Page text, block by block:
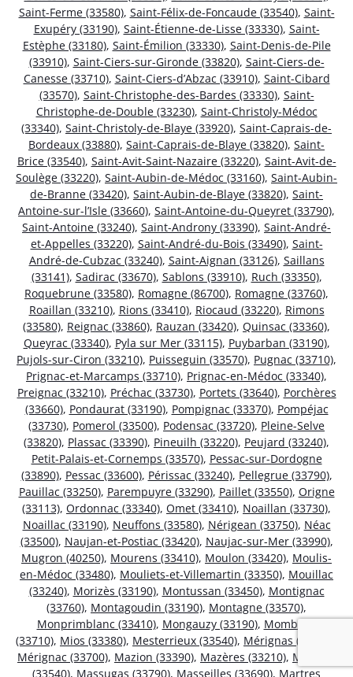
Saint-Ferme (33580), Saint-Félix-de-Foncaude (33540), Saint-
Exupéry (33190), Saint-Étienne-de-Lisse (33330), Saint-
Estèphe (33180), Saint-Émilion (33330), Saint-Denis-de-Pile
(33910), Saint-Ciers-sur-Gironde (33820), Saint-Ciers-de-
Canesse (33710), Saint-Ciers-d’Abzac (33910), Saint-Cibard
(33570), Saint-Christophe-des-Bardes (33330), Saint-
Christophe-de-Double (33230), Saint-Christoly-Médoc
(33340), Saint-Christoly-de-Blaye (33920), Saint-Caprais-de-
Bordeaux (33880), Saint-Caprais-de-Blaye (33820), Saint-
Brice (33540), Saint-Avit-Saint-Nazaire (33220), Saint-Avit-de-
Soulège (33220), Saint-Aubin-de-Médoc (33160), Saint-Aubin-
de-Branne (33420), Saint-Aubin-de-Blaye (33820), Saint-
Antoine-sur-l’Isle (33660), Saint-Antoine-du-Queyret (33790),
Saint-Antoine (33240), Saint-Androny (33390), Saint-André-
et-Appelles (33220), Saint-André-du-Bois (33490), Saint-
André-de-Cubzac (33240), Saint-Aignan (33126), Saillans
(33141), Sadirac (33670), Sablons (33910), Ruch (33350),
Roquebrune (33580), Romagne (86700), Romagne (33760),
Roaillan (33210), Rions (33410), Riocaud (33220), Rimons
(33580), Reignac (33860), Rauzan (33420), Quinsac (33360),
Queyrac (33340), Pyla sur Mer (33115), Puybarban (33190),
Pujols-sur-Ciron (33210), Puisseguin (33570), Pugnac (33710),
Prignac-et-Marcamps (33710), Prignac-en-Médoc (33340),
Preignac (33210), Préchac (33730), Portets (33640), Porchères
(33660), Pondaurat (33190), Pompignac (33370), Pompéjac
(33730), Pomerol (33500), Podensac (33720), Pleine-Selve
(33820), Plassac (33390), Pineuilh (33220), Peujard (33240),
Petit-Palais-et-Cornemps (33570), Pessac-sur-Dordogne
(33890), Pessac (33600), Périssac (33240), Pellegrue (33790),
Pauillac (33250), Parempuyre (33290), Paillet (33550), Origne
(33113), Ordonnac (33340), Omet (33410), Noaillan (33730),
Noaillac (33190), Neuffons (33580), Nérigean (33750), Néac
(33500), Naujan-et-Postiac (33420), Naujac-sur-Mer (33990),
Mugron (40250), Mourens (33410), Moulon (33420), Moulis-
en-Médoc (33480), Mouliets-et-Villemartin (33350), Mouillac
(33240), Morizès (33190), Montussan (33450), Montignac
(33760), Montagoudin (33190), Montagne (33570),
Monprimblanc (33410), Mongauzy (33190), Mombrier
(33710), Mios (33380), Mesterrieux (33540), Mérignas (33350)
Mérignac (33700), Mazion (33390), Mazères (33210), Mauriac
(33540), Massugas (33790), Masseilles (33690), Martres